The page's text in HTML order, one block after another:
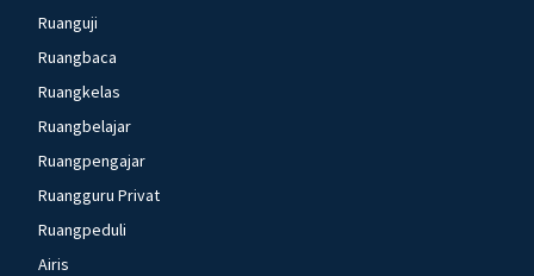
Ruanguji
Ruangbaca
Ruangkelas
Ruangbelajar
Ruangpengajar
Ruangguru Privat
Ruangpeduli
Airis